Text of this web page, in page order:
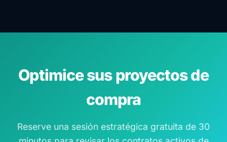
Optimice sus proyectos de
compra
Reserve una sesión estratégica gratuita de 30